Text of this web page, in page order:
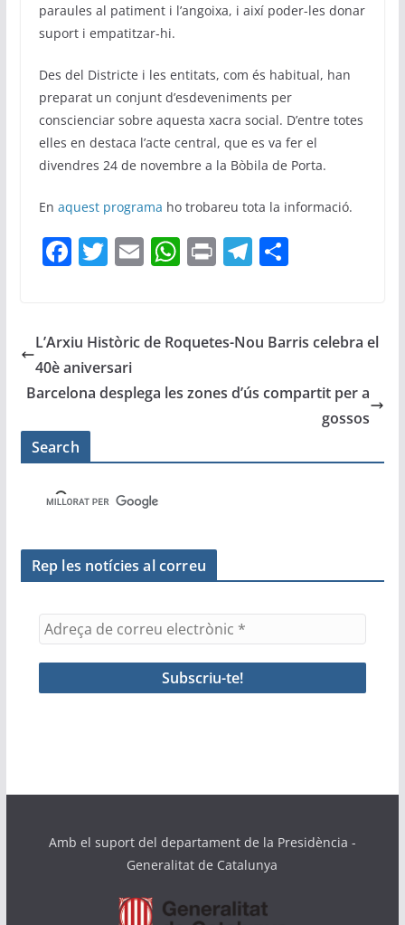
paraules al patiment i l’angoixa, i així poder-les donar
suport i empatitzar-hi.
Des del Districte i les entitats, com és habitual, han
preparat un conjunt d’esdeveniments per
conscienciar sobre aquesta xacra social. D’entre totes
elles en destaca l’acte central, que es va fer el
divendres 24 de novembre a la Bòbila de Porta.
En aquest programa ho trobareu tota la informació.
F
e
b
o
o
k
T
er
E
l
W
s
p
PrT
gr
m
C
p
te
L’Arxiu Històric de Roquetes-Nou Barris celebra el
40è aniversari
Barcelona desplega les zones d’ús compartit per a
gossos
Search
Rep les notícies al correu
Amb el suport del departament de la Presidència -
Generalitat de Catalunya